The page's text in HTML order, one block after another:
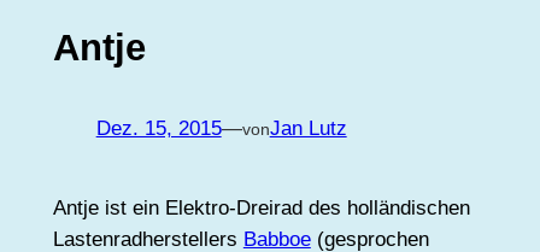
Antje
Dez. 15, 2015—vonJan Lutz
Antje ist ein Elektro-Dreirad des holländischen
Lastenradherstellers Babboe(gesprochen